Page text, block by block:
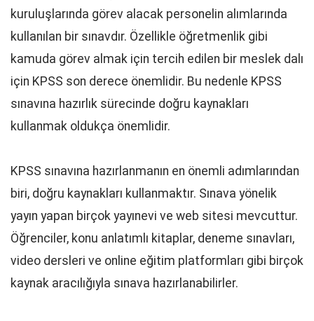
kuruluşlarında görev alacak personelin alımlarında
kullanılan bir sınavdır. Özellikle öğretmenlik gibi
kamuda görev almak için tercih edilen bir meslek dalı
için KPSS son derece önemlidir. Bu nedenle KPSS
sınavına hazırlık sürecinde doğru kaynakları
kullanmak oldukça önemlidir.
KPSS sınavına hazırlanmanın en önemli adımlarından
biri, doğru kaynakları kullanmaktır. Sınava yönelik
yayın yapan birçok yayınevi ve web sitesi mevcuttur.
Öğrenciler, konu anlatımlı kitaplar, deneme sınavları,
video dersleri ve online eğitim platformları gibi birçok
kaynak aracılığıyla sınava hazırlanabilirler.